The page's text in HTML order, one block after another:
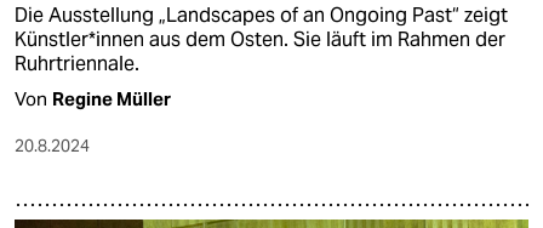
Die Ausstellung „Landscapes of an Ongoing Past“ zeigt
Künst­le­r*in­nen aus dem Osten. Sie läuft im Rahmen der
Ruhrtriennale.
Von Regine Müller
20.8.2024